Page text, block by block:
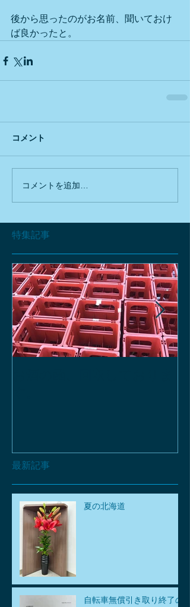
最新記事
特集記事
後から思ったのがお名前、聞いておけ
ば良かったと。
コメント
コメントを追加…
夏の北海道
自転車無償引き取り終了の